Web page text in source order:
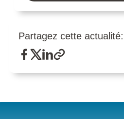
Partagez cette actualité: